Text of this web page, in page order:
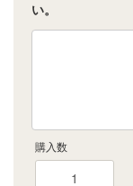
い。
購入数